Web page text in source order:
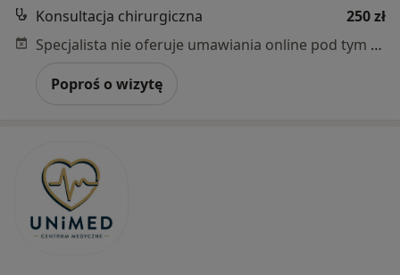
Konsultacja chirurgiczna
250 zł
Specjalista nie oferuje umawiania online pod tym adresem.
Poproś o wizytę